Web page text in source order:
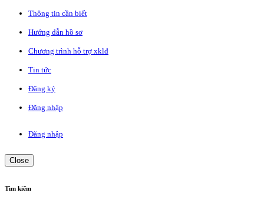
Thông tin cần biết
Hướng dẫn hồ sơ
Chương trình hỗ trợ xklđ
Tin tức
Đăng ký
Đăng nhập
Đăng nhập
Close
Tìm kiếm